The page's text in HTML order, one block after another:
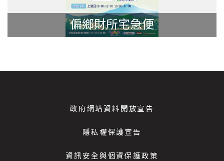
偏鄉財所宅急便
政府網站資料開放宣告
隱私權保護宣告
資訊安全與個資保護政策